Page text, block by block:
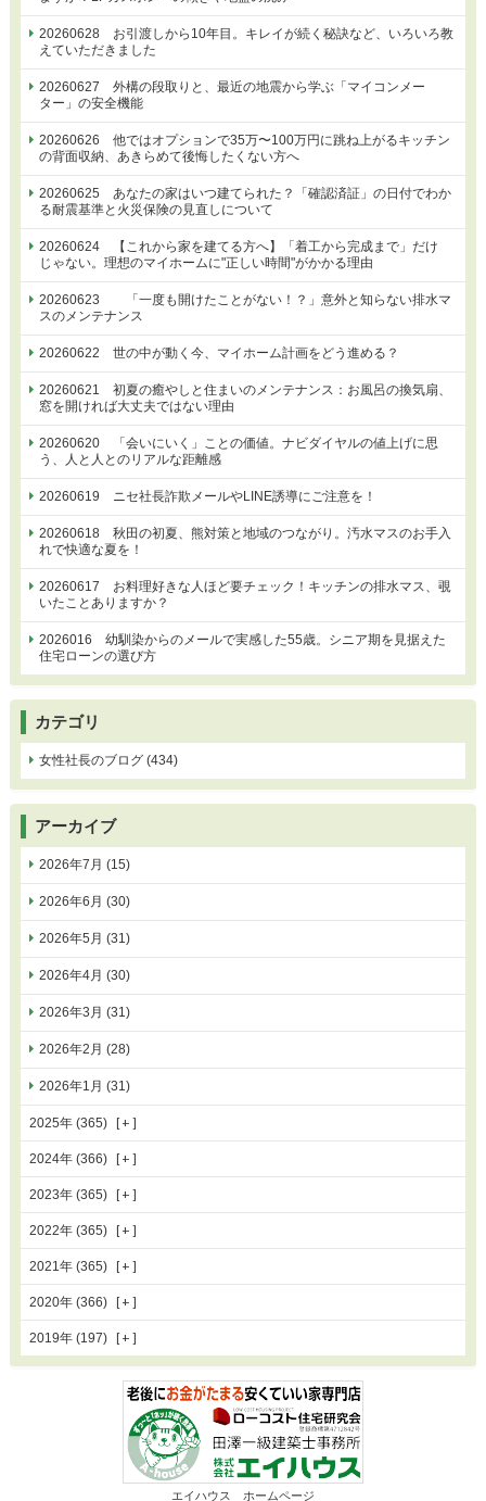
20260628 お引渡しから10年目。キレイが続く秘訣など、いろいろ教
えていただきました
20260627 外構の段取りと、最近の地震から学ぶ「マイコンメー
ター」の安全機能
20260626 他ではオプションで35万〜100万円に跳ね上がるキッチン
の背面収納、あきらめて後悔したくない方へ
20260625 あなたの家はいつ建てられた？「確認済証」の日付でわか
る耐震基準と火災保険の見直しについて
20260624 【これから家を建てる方へ】「着工から完成まで」だけ
じゃない。理想のマイホームに"正しい時間"がかかる理由
20260623 「一度も開けたことがない！？」意外と知らない排水マ
スのメンテナンス
20260622 世の中が動く今、マイホーム計画をどう進める？
20260621 初夏の癒やしと住まいのメンテナンス：お風呂の換気扇、
窓を開ければ大丈夫ではない理由
20260620 「会いにいく」ことの価値。ナビダイヤルの値上げに思
う、人と人とのリアルな距離感
20260619 ニセ社長詐欺メールやLINE誘導にご注意を！
20260618 秋田の初夏、熊対策と地域のつながり。汚水マスのお手入
れで快適な夏を！
20260617 お料理好きな人ほど要チェック！キッチンの排水マス、覗
いたことありますか？
2026016 幼馴染からのメールで実感した55歳。シニア期を見据えた
住宅ローンの選び方
カテゴリ
女性社長のブログ (434)
アーカイブ
2026年7月 (15)
2026年6月 (30)
2026年5月 (31)
2026年4月 (30)
2026年3月 (31)
2026年2月 (28)
2026年1月 (31)
2025年 (365)
2024年 (366)
2023年 (365)
2022年 (365)
2021年 (365)
2020年 (366)
2019年 (197)
エイハウス ホームページ